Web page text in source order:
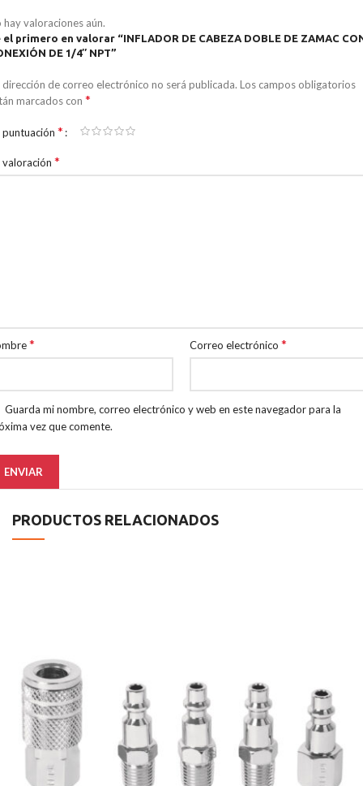
hay valoraciones aún.
el primero en valorar “INFLADOR DE CABEZA DOBLE DE ZAMAC
DE 1/4″ NPT”
dirección de correo electrónico no será publicada. Los campos obligatorios
marcados con *
puntuación *
valoración *
* Correo electrónico *
Guarda mi nombre, correo electrónico y web en este navegador para la
vez que comente.
PRODUCTOS RELACIONADOS